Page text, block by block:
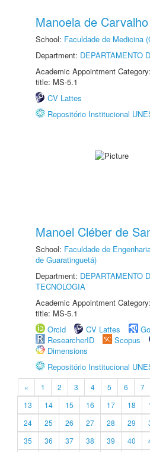
Manoela de Carvalho
School: Faculdade de Medicina
Department: DEPARTAMENTO
Academic Appointment
title: MS-5.1
CV Lattes
Repositório Institucional
Manoel Cléber de
School: Faculdade de
de Guaratinguetá)
Department: DEPARTAMENTO
TECNOLOGIA
Academic Appointment
title: MS-5.1
Orcid
CV Lattes
ResearcherID
Scopus
Dimensions
Repositório Institucional
« 1 2 3 4 5 6 7
13
14 15 16 17 18
24
25 26 27 28 29
35
36 37 38 39 40